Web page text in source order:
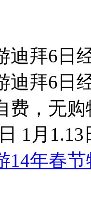
迪拜6日
迪拜6日
费，无
1月
14年春